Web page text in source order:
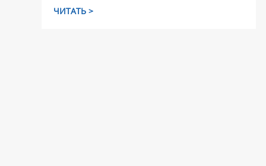
ЧИТАТЬ >